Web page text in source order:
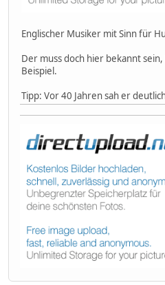
Englischer Musiker mit Sinn für
Der muss doch hier bekannt
Beispiel.
Tipp: Vor 40 Jahren sah er